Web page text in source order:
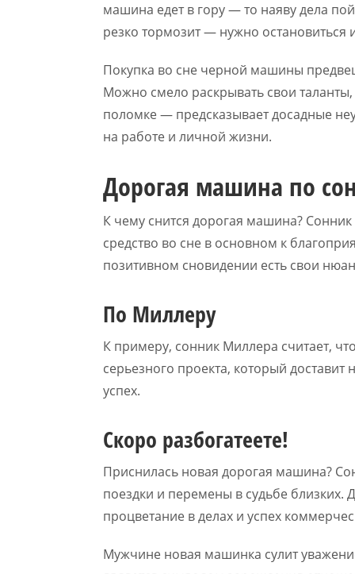
машина едет в гору — то наяву дела
резко тормозит — нужно остановиться
Покупка во сне черной машины
Можно смело раскрывать свои
поломке — предсказывает досадные
на работе и личной жизни.
Дорогая машина по
К чему снится дорогая машина? Сонник
средство во сне в основном к
позитивном сновидении есть свои
По Миллеру
К примеру, сонник Миллера считает,
серьезного проекта, который
успех.
Скоро разбогатеете!
Приснилась новая дорогая машина?
поездки и перемены в судьбе близких.
процветание в делах и успех
Мужчине новая машинка сулит